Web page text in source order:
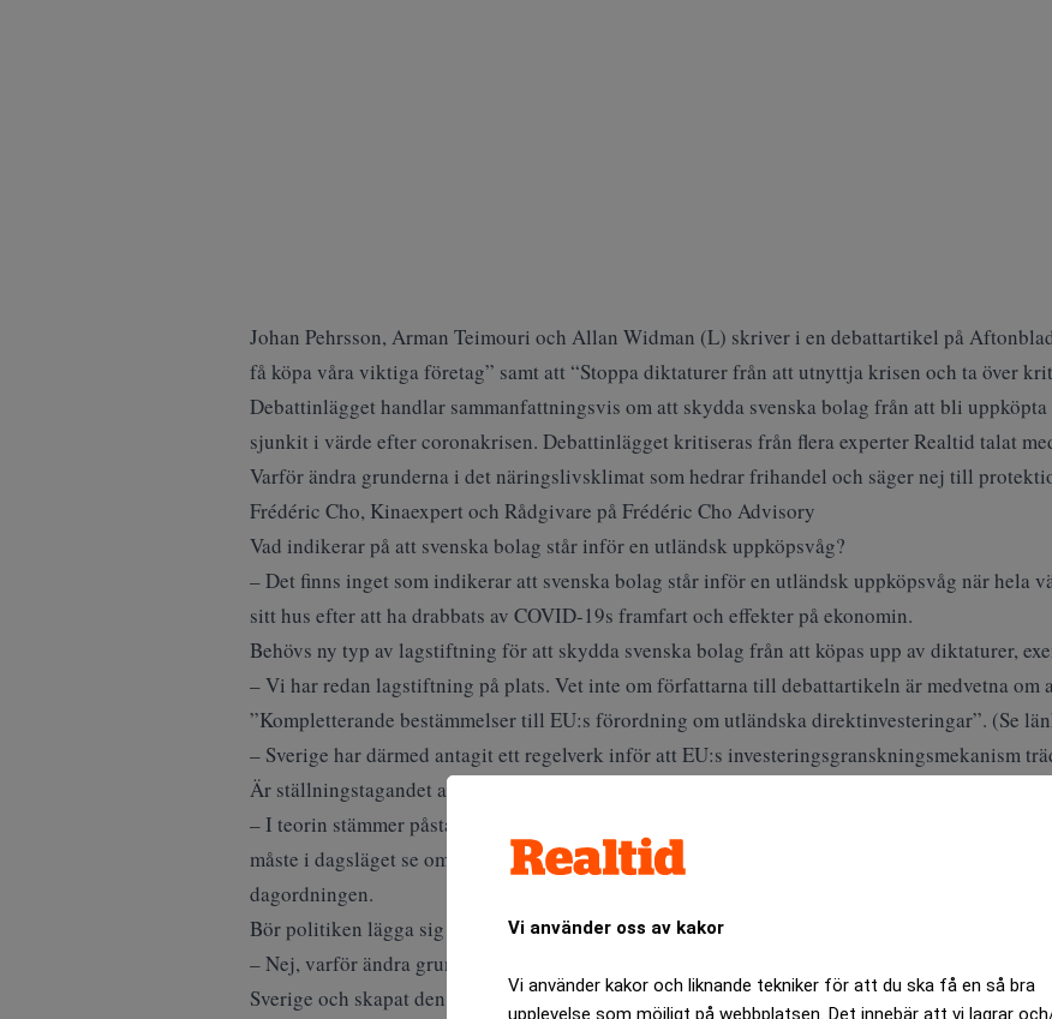
Vi använder oss av kakor
Vi använder kakor och liknande tekniker för att du ska få en så bra
upplevelse som möjligt på webbplatsen. Det innebär att vi lagrar
Johan Pehrsson, Arman Teimouri och Allan Widman (L) skriver i en debattartikel på
få köpa våra viktiga företag” samt att “Stoppa diktaturer från att utnyttja krisen och ta över
Debattinlägget handlar sammanfattningsvis om att skydda svenska bolag från att bli
sjunkit i värde efter coronakrisen. Debattinlägget kritiseras från flera experter Realtid talat
Varför ändra grunderna i det näringslivsklimat som hedrar frihandel och säger nej till
Frédéric Cho, Kinaexpert och Rådgivare på Frédéric Cho Advisory
Vad indikerar på att svenska bolag står inför en utländsk uppköpsvåg?
– Det finns inget som indikerar att svenska bolag står inför en utländsk uppköpsvåg när hela
sitt hus efter att ha drabbats av COVID-19s framfart och effekter på ekonomin.
Behövs ny typ av lagstiftning för att skydda svenska bolag från att köpas upp av diktaturer,
– Vi har redan lagstiftning på plats. Vet inte om författarna till debattartikeln är medvetna om
”Kompletterande bestämmelser till EU:s förordning om utländska direktinvesteringar”. (Se
– Sverige har därmed antagit ett regelverk inför att EU:s investeringsgranskningsmekanism
Är ställningstagandet att “Det har aldrig varit billigare för utländska investerare att köpa
– I teorin stämmer påståendet, men i praktiken är det lättare sagt än gjort, av de skäl som jag
måste i dagsläget se om sitt eget hus och se till att överleva. Att köpa företag i andra länder
dagordningen.
Bör politiken lägga sig i dessa affärer?
– Nej, varför ändra grunderna i det näringslivsklimat som hedrar frihandel och säger nej till
Sverige och skapat den välfärd vi har? Jag tror att det är viktigt att kapitalmarknaderna